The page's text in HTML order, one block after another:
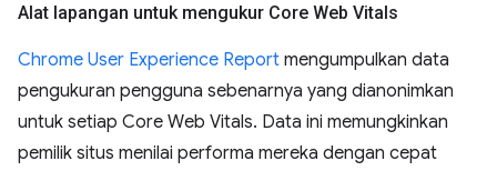
Alat lapangan untuk mengukur Core Web Vitals
Chrome User Experience Report mengumpulkan data
pengukuran pengguna sebenarnya yang dianonimkan
untuk setiap Core Web Vitals. Data ini memungkinkan
pemilik situs menilai performa mereka dengan cepat